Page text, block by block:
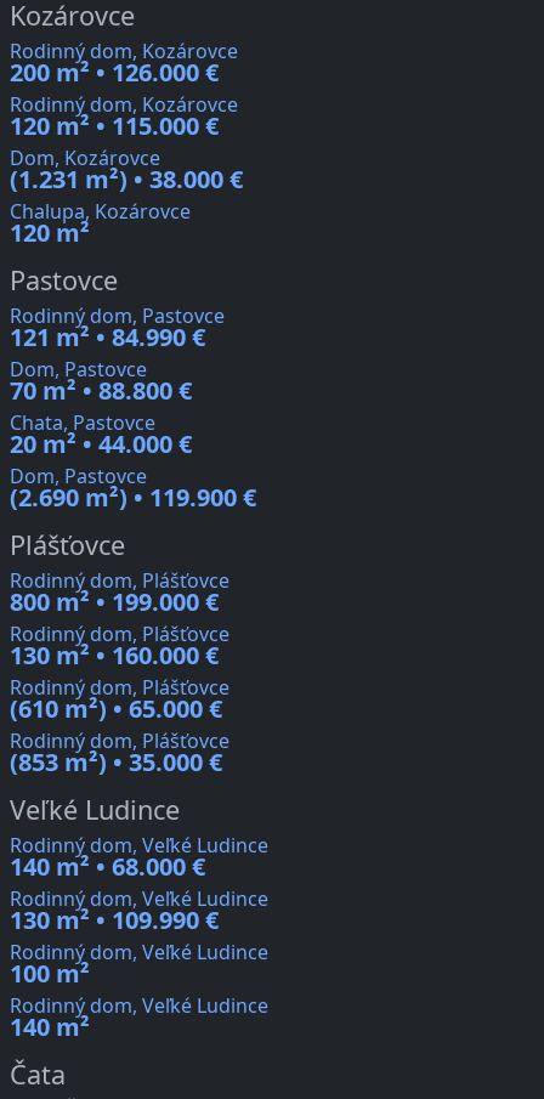
Kozárovce
Rodinný dom, Kozárovce
200 m² • 126.000 €
Rodinný dom, Kozárovce
120 m² • 115.000 €
Dom, Kozárovce
(1.231 m²) • 38.000 €
Chalupa, Kozárovce
120 m²
Pastovce
Rodinný dom, Pastovce
121 m² • 84.990 €
Dom, Pastovce
70 m² • 88.800 €
Chata, Pastovce
20 m² • 44.000 €
Dom, Pastovce
(2.690 m²) • 119.900 €
Plášťovce
Rodinný dom, Plášťovce
800 m² • 199.000 €
Rodinný dom, Plášťovce
130 m² • 160.000 €
Rodinný dom, Plášťovce
(610 m²) • 65.000 €
Rodinný dom, Plášťovce
(853 m²) • 35.000 €
Veľké Ludince
Rodinný dom, Veľké Ludince
140 m² • 68.000 €
Rodinný dom, Veľké Ludince
130 m² • 109.990 €
Rodinný dom, Veľké Ludince
100 m²
Rodinný dom, Veľké Ludince
140 m²
Čata